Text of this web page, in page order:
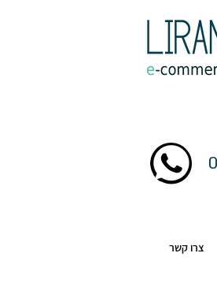
צרו קשר